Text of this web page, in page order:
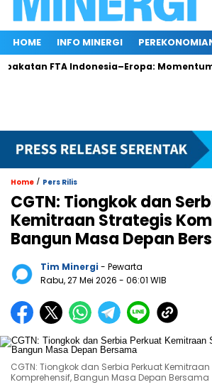
HOME INFO MINERGI
FTA Indonesia–Eropa: Momentum
Home / Pers Rilis
CGTN: Tiongkok dan
Kemitraan Strategis
Bangun Masa Depan
Tim Minergi - Pewarta
Rabu, 27 Mei 2026 - 06:01 WIB
CGTN: Tiongkok dan Serbia Perkuat
Komprehensif, Bangun Masa Depan Bersama